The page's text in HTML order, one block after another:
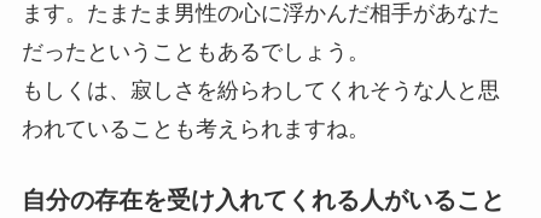
ます。たまたま男性の心に浮かんだ相手があなた
だったということもあるでしょう。
もしくは、寂しさを紛らわしてくれそうな人と思
われていることも考えられますね。
自分の存在を受け入れてくれる人がいること